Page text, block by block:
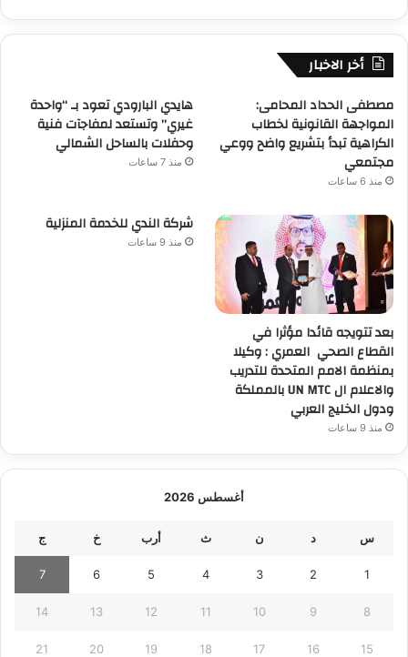
أخر الاخبار
مصطفى الحداد المحامى:
المواجهة القانونية لخطاب
الكراهية تبدأ بتشريع واضح ووعي
مجتمعي
منذ 6 ساعات
هايدي البارودي تعود بـ “واحدة
غيري” وتستعد لمفاجآت فنية
وحفلات بالساحل الشمالي
منذ 7 ساعات
بعد تتويجه قائدا مؤثرا في
القطاع الصحي العمري : وكيلا
بمنظمة الامم المتحدة للتدريب
والاعلام ال UN MTC بالمملكة
ودول الخليج العربي
منذ 9 ساعات
شركة الندي للخدمة المنزلية
منذ 9 ساعات
أغسطس 2026
س د ن ث أرب خ ج
1
2
3
4
5
6
7
8
9
10
11
12
13
14
15
16
17
18
19
20
21